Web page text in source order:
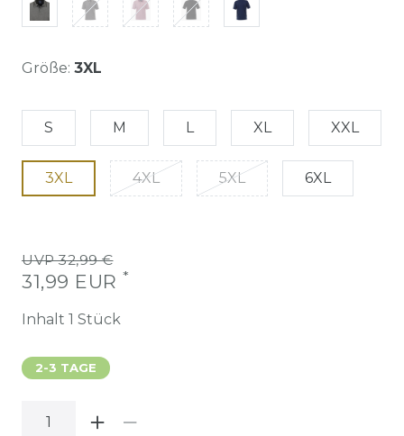
Größe: 3XL
S M L XL XXL
3XL 4XL 5XL 6XL
UVP 32,99 €
31,99 EUR *
Inhalt 1 Stück
2-3 TAGE